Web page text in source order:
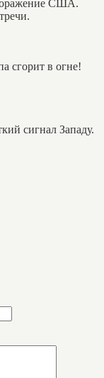
США.
сгорит в огне!
сигнал Западу.